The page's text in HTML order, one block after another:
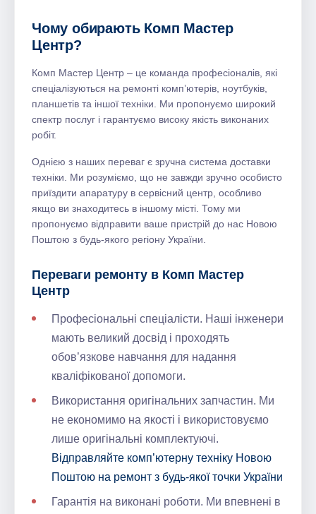
Чому обирають Комп Мастер
Центр?
Комп Мастер Центр – це команда професіоналів, які
спеціалізуються на ремонті комп’ютерів, ноутбуків,
планшетів та іншої техніки. Ми пропонуємо широкий
спектр послуг і гарантуємо високу якість виконаних
робіт.
Однією з наших переваг є зручна система доставки
техніки. Ми розуміємо, що не завжди зручно особисто
приїздити апаратуру в сервісний центр, особливо
якщо ви знаходитесь в іншому місті. Тому ми
пропонуємо відправити ваше пристрій до нас Новою
Поштою з будь-якого регіону України.
Переваги ремонту в Комп Мастер
Центр
Професіональні спеціалісти. Наші інженери
мають великий досвід і проходять
обов’язкове навчання для надання
кваліфікованої допомоги.
Використання оригінальних запчастин. Ми
не економимо на якості і використовуємо
лише оригінальні комплектуючі.
Відправляйте комп’ютерну техніку Новою
Поштою на ремонт з будь-якої точки України
Гарантія на виконані роботи. Ми впевнені в